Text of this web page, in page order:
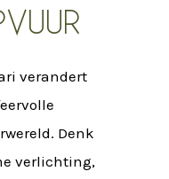
verandert
Denk
verlichting,